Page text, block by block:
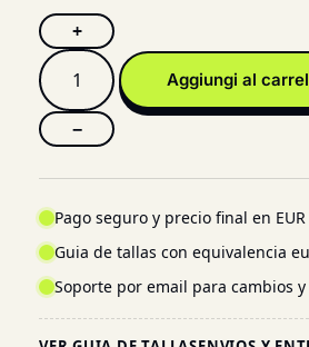
+
−
Aggiungi al
Pago seguro y precio final en EUR
Guia de tallas con equivalencia
Soporte por email para cambios